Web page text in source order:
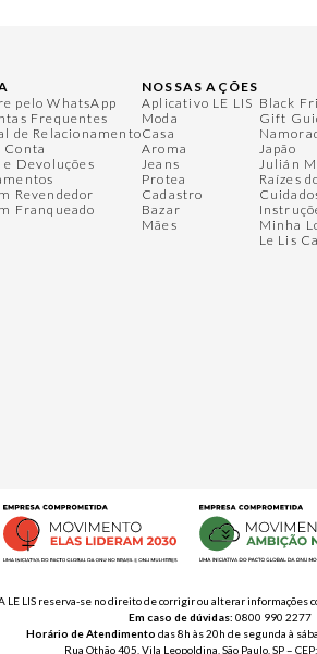
pelo WhatsApp
Frequentes
de Relacionamento
Conta
e Devoluções
Revendedor
Franqueado
NOSSAS AÇÕES
Aplicativo LE LIS
Moda
Casa
Aroma
Jeans
Protea
Cadastro
Bazar
Mães
Black
Gift
Japão
Julián
Raízes
Minha
Le Lis
LE LIS reserva-se no direito de corrigir ou alterar
Em caso de dúvidas: 0800 990 2277
Horário de Atendimento das 8h às 20h de segunda à
Rua Othão 405, Vila Leopoldina, São Paulo, SP –